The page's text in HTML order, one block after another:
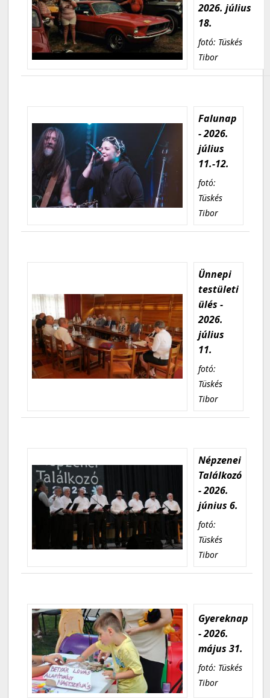
2026. július
18.
fotó: Tüskés
Tibor
Falunap
- 2026.
július
11.-12.
fotó:
Tüskés
Tibor
Ünnepi
testületi
ülés -
2026.
július
11.
fotó:
Tüskés
Tibor
Népzenei
Találkozó
- 2026.
június 6.
fotó:
Tüskés
Tibor
Gyereknap
- 2026.
május 31.
fotó: Tüskés
Tibor